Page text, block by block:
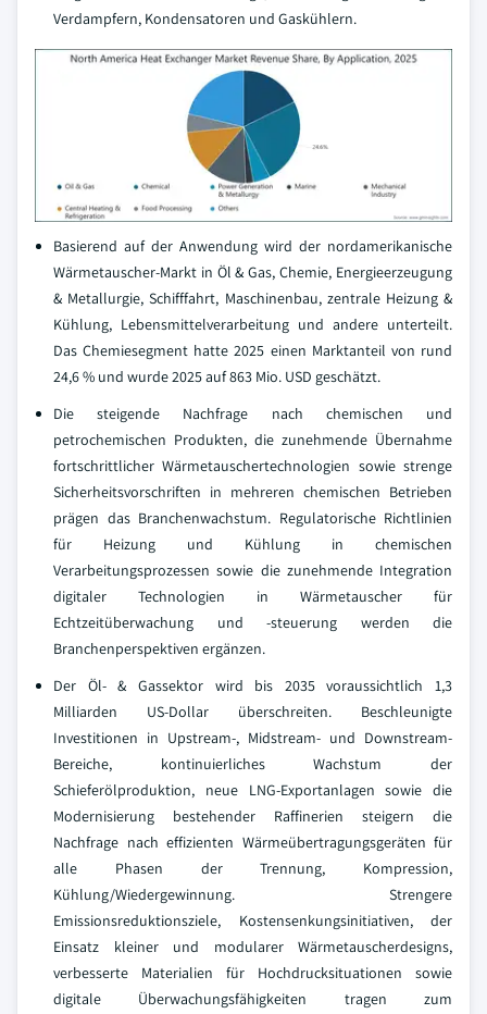
Verdampfern, Kondensatoren und Gaskühlern.
Basierend auf der Anwendung wird der nordamerikanische
Wärmetauscher-Markt in Öl & Gas, Chemie, Energieerzeugung
& Metallurgie, Schifffahrt, Maschinenbau, zentrale Heizung &
Kühlung, Lebensmittelverarbeitung und andere unterteilt.
Das Chemiesegment hatte 2025 einen Marktanteil von rund
24,6 % und wurde 2025 auf 863 Mio. USD geschätzt.
Die steigende Nachfrage nach chemischen und
petrochemischen Produkten, die zunehmende Übernahme
fortschrittlicher Wärmetauschertechnologien sowie strenge
Sicherheitsvorschriften in mehreren chemischen Betrieben
prägen das Branchenwachstum. Regulatorische Richtlinien
für Heizung und Kühlung in chemischen
Verarbeitungsprozessen sowie die zunehmende Integration
digitaler Technologien in Wärmetauscher für
Echtzeitüberwachung und -steuerung werden die
Branchenperspektiven ergänzen.
Der Öl- & Gassektor wird bis 2035 voraussichtlich 1,3
Milliarden US-Dollar überschreiten. Beschleunigte
Investitionen in Upstream-, Midstream- und Downstream-
Bereiche, kontinuierliches Wachstum der
Schieferölproduktion, neue LNG-Exportanlagen sowie die
Modernisierung bestehender Raffinerien steigern die
Nachfrage nach effizienten Wärmeübertragungsgeräten für
alle Phasen der Trennung, Kompression,
Kühlung/Wiedergewinnung. Strengere
Emissionsreduktionsziele, Kostensenkungsinitiativen, der
Einsatz kleiner und modularer Wärmetauscherdesigns,
verbesserte Materialien für Hochdrucksituationen sowie
digitale Überwachungsfähigkeiten tragen zum